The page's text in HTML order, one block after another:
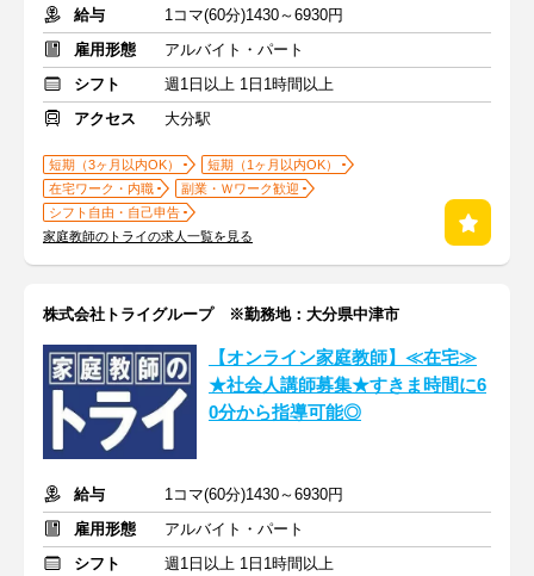
給与
1コマ(60分)1430～6930円
雇用形態
アルバイト・パート
シフト
週1日以上 1日1時間以上
アクセス
大分駅
短期（3ヶ月以内OK）
短期（1ヶ月以内OK）
在宅ワーク・内職
副業・Ｗワーク歓迎
シフト自由・自己申告
家庭教師のトライの求人一覧を見る
株式会社トライグループ ※勤務地：大分県中津市
【オンライン家庭教師】≪在宅≫
★社会人講師募集★すきま時間に6
0分から指導可能◎
給与
1コマ(60分)1430～6930円
雇用形態
アルバイト・パート
シフト
週1日以上 1日1時間以上